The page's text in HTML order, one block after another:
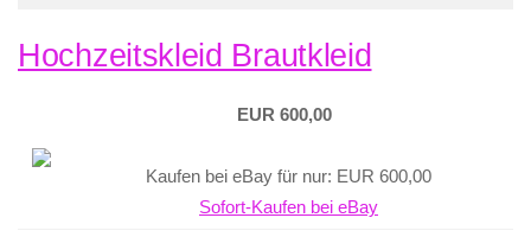
Hochzeitskleid Brautkleid
EUR 600,00
Kaufen bei eBay für nur: EUR 600,00
Sofort-Kaufen bei eBay